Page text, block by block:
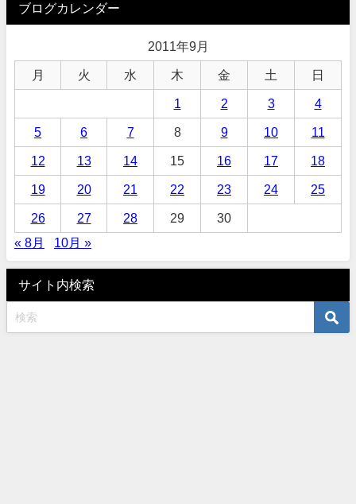
ブログカレンダー
2011年9月
月 火 水 木 金 土 日
1 2 3 4
5 6 7 8 9 10 11
12 13 14 15 16 17 18
19 20 21 22 23 24 25
26 27 28 29
30
« 8月
10月 »
サイト内検索